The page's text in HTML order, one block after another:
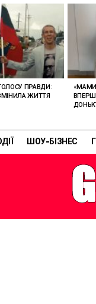
ШОУ-БІЗНЕС
ПРАВДИ:
ЖИТТЯ